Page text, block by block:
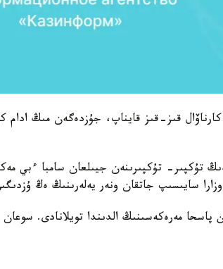
قىز-قىز قايناپ، جۇزدەگەن مىڭ ادام
تۇكپىر- تۇكپىرىنەن جيىلعان سامبا ءبي
سايىسىپ جاتقان ونەر يەلەرىنىڭ ەڭ ۇزدىگىن
مەرەكەسىنىڭ الدىندا تويلانادى. سوعان وراي بۇكىل ەل 1